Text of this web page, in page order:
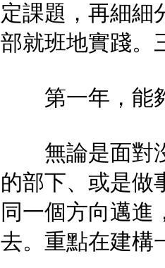
定課題，再細細
部就班地實踐。
第一年，能夠
無論是面對沒
的部下、或是做
同一個方向邁進
去。重點在建構